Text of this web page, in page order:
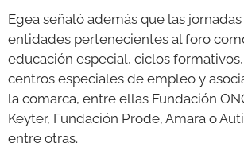
Egea señaló además que las
entidades pertenecientes al foro
educación especial, ciclos
centros especiales de empleo y
la comarca, entre ellas Fundación
Keyter, Fundación Prode, Amara o
entre otras.